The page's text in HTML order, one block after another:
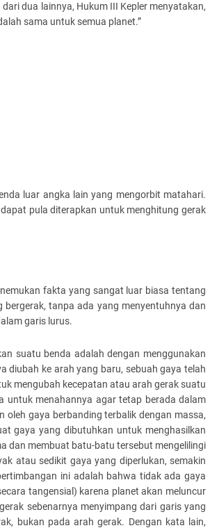
dua lainnya, Hukum III Kepler menyatakan,
sama untuk semua planet.”
luar angka lain yang mengorbit matahari.
pula diterapkan untuk menghitung gerak
fakta yang sangat luar biasa tentang
tanpa ada yang menyentuhnya dan
garis lurus.
suatu benda adalah dengan menggunakan
diubah ke arah yang baru, sebuah gaya telah
mengubah kecepatan atau arah gerak suatu
untuk menahannya agar tetap berada dalam
gaya berbanding terbalik dengan massa,
gaya yang dibutuhkan untuk menghasilkan
dan membuat batu-batu tersebut mengelilingi
atau sedikit gaya yang diperlukan, semakin
ini adalah bahwa tidak ada gaya
tangensial) karena planet akan meluncur
sebenarnya menyimpang dari garis yang
bukan pada arah gerak. Dengan kata lain,